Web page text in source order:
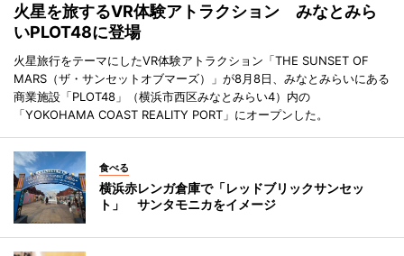
火星を旅するVR体験アトラクション みなとみら
いPLOT48に登場
火星旅行をテーマにしたVR体験アトラクション「THE SUNSET OF
MARS（ザ・サンセットオブマーズ）」が8月8日、みなとみらいにある
商業施設「PLOT48」（横浜市西区みなとみらい4）内の
「YOKOHAMA COAST REALITY PORT」にオープンした。
食べる
横浜赤レンガ倉庫で「レッドブリックサンセッ
ト」 サンタモニカをイメージ